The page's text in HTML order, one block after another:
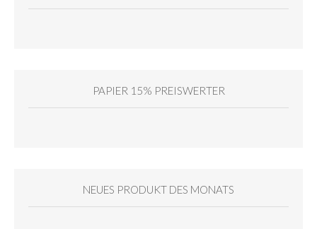
PAPIER 15% PREISWERTER
NEUES PRODUKT DES MONATS